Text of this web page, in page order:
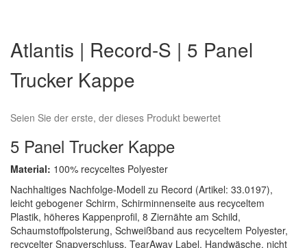
der
Bildergalerie
springen
Atlantis | Record-S | 5 Panel
Trucker Kappe
Seien Sie der erste, der dieses Produkt bewertet
5 Panel Trucker Kappe
Material: 100% recyceltes Polyester
Nachhaltiges Nachfolge-Modell zu Record (Artikel: 33.0197),
leicht gebogener Schirm, Schirminnenseite aus recyceltem
Plastik, höheres Kappenprofil, 8 Ziernähte am Schild,
Schaumstoffpolsterung, Schweißband aus recyceltem Polyester,
recycelter Snapverschluss, TearAway Label, Handwäsche, nicht